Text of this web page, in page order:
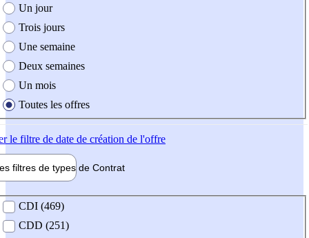
création de l'offre
Un jour
Trois jours
Une semaine
Deux semaines
Un mois
Toutes les offres
le filtre de date de création de l'offre
filtres de types de Contrat
contrat
CDI (469)
CDD (251)